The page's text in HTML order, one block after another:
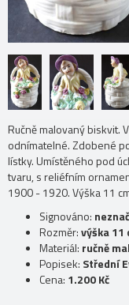
Ručně malovaný biskvit.
odnímatelné. Zdobené
lístky. Umístěného pod
tvaru, s reliéfním
1900 - 1920. Výška 11
Signováno:
Rozměr:výška 11
Materiál: ručně
Popisek: Střední
Cena: 1.200 Kč